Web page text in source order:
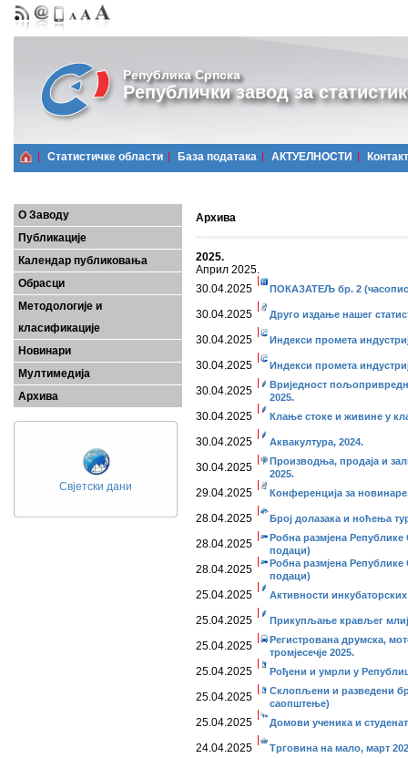
Република Српска
Републички завод за
Статистичке области Базa података АКТУЕЛНОСТИ Контакт
О Заводу
Публикације
Календар публиковања
Обрасци
Методологије и
класификације
Новинари
Мултимедија
Архива
Свјетски дани
Архива
2025.
Април 2025.
30.04.2025
ПОКАЗАТЕЉ бр. 2
30.04.2025 Друго издање нашег
30.04.2025 Индекси промета
30.04.2025 Индекси промета
30.04.2025
Вриједност
2025.
30.04.2025 Клање стоке и живине у
30.04.2025 Аквакултура, 2024.
30.04.2025
Производња, продаја и
2025.
29.04.2025 Конференција за
28.04.2025 Број долазака и ноћења
28.04.2025
Робна размјена
подаци)
28.04.2025
Робна размјена
подаци)
25.04.2025 Активности
25.04.2025 Прикупљање крављег
25.04.2025
Регистрована друмска,
тромјесечје 2025.
25.04.2025 Рођени и умрли у
25.04.2025
Склопљени и разведени
саопштење)
25.04.2025 Домови ученика и
24.04.2025 Трговина на мало, март